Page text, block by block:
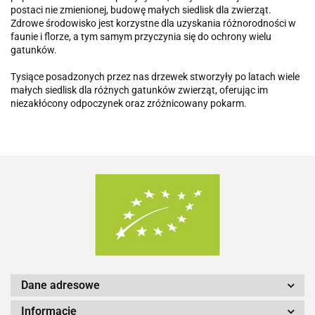
postaci nie zmienionej, budowę małych siedlisk dla zwierząt.
Zdrowe środowisko jest korzystne dla uzyskania różnorodności w
faunie i florze, a tym samym przyczynia się do ochrony wielu
gatunków.
Tysiące posadzonych przez nas drzewek stworzyły po latach wiele
małych siedlisk dla różnych gatunków zwierząt, oferując im
niezakłócony odpoczynek oraz zróżnicowany pokarm.
Dane adresowe
Informacje